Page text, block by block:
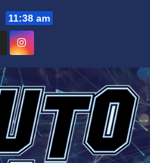
11:38 am